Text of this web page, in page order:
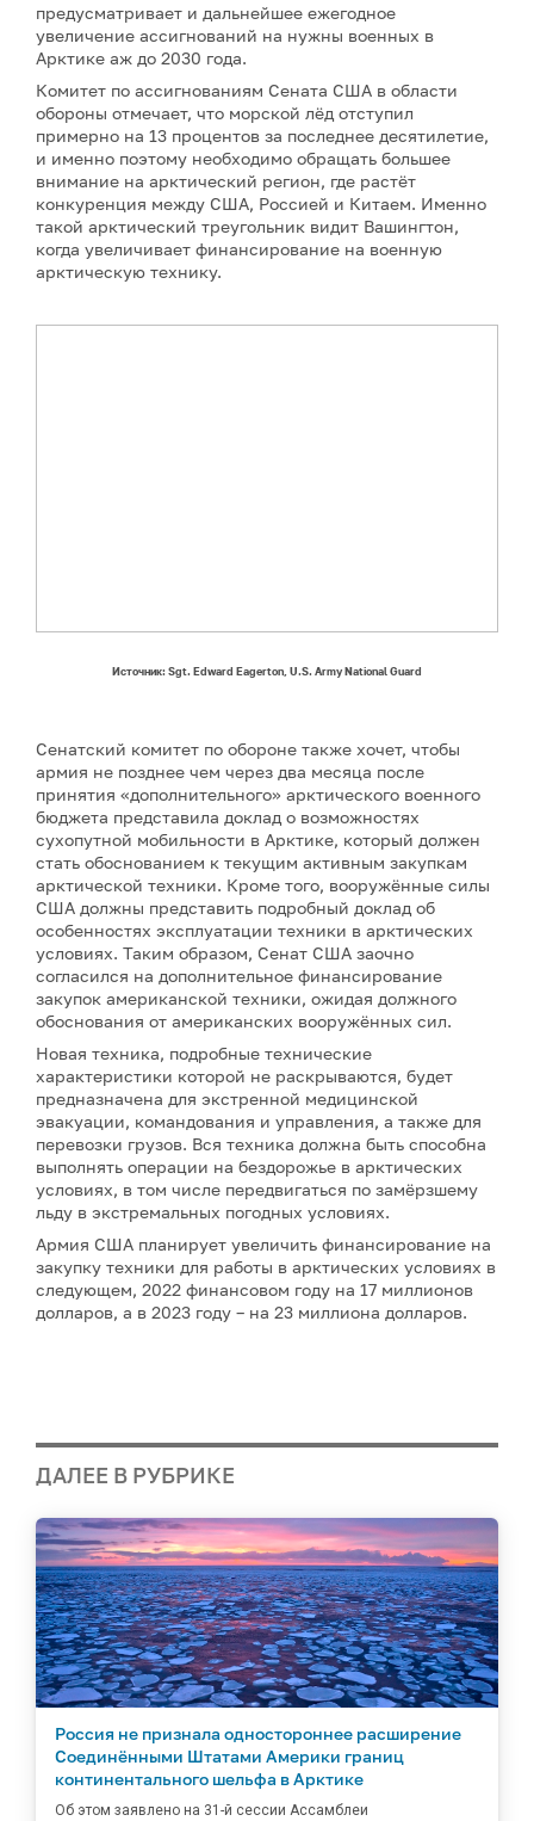
предусматривает и дальнейшее ежегодное
увеличение ассигнований на нужны военных в
Арктике аж до 2030 года.
Комитет по ассигнованиям Сената США в области
обороны отмечает, что морской лёд отступил
примерно на 13 процентов за последнее десятилетие,
и именно поэтому необходимо обращать большее
внимание на арктический регион, где растёт
конкуренция между США, Россией и Китаем. Именно
такой арктический треугольник видит Вашингтон,
когда увеличивает финансирование на военную
арктическую технику.
Источник: Sgt. Edward Eagerton, U.S. Army National Guard
Сенатский комитет по обороне также хочет, чтобы
армия не позднее чем через два месяца после
принятия «дополнительного» арктического военного
бюджета представила доклад о возможностях
сухопутной мобильности в Арктике, который должен
стать обоснованием к текущим активным закупкам
арктической техники. Кроме того, вооружённые силы
США должны представить подробный доклад об
особенностях эксплуатации техники в арктических
условиях. Таким образом, Сенат США заочно
согласился на дополнительное финансирование
закупок американской техники, ожидая должного
обоснования от американских вооружённых сил.
Новая техника, подробные технические
характеристики которой не раскрываются, будет
предназначена для экстренной медицинской
эвакуации, командования и управления, а также для
перевозки грузов. Вся техника должна быть способна
выполнять операции на бездорожье в арктических
условиях, в том числе передвигаться по замёрзшему
льду в экстремальных погодных условиях.
Армия США планирует увеличить финансирование на
закупку техники для работы в арктических условиях в
следующем, 2022 финансовом году на 17 миллионов
долларов, а в 2023 году – на 23 миллиона долларов.
ДАЛЕЕ В РУБРИКЕ
Россия не признала одностороннее расширение
Соединёнными Штатами Америки границ
континентального шельфа в Арктике
Об этом заявлено на 31-й сессии Ассамблеи